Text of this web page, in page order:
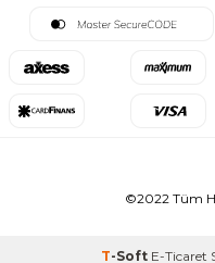
©2022 Tüm
T-Soft E-Ticaret